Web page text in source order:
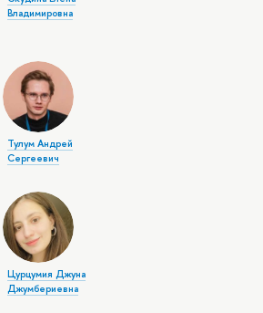
Владимировна
Тулум Андрей
Сергеевич
Цурцумия Джуна
Джумбериевна